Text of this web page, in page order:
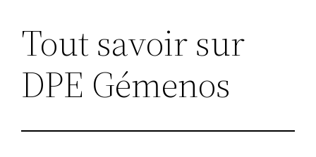
Tout savoir sur
DPE Gémenos